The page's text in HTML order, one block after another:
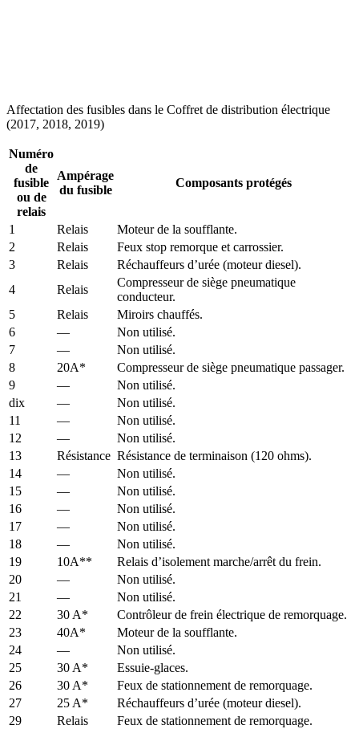
Affectation des fusibles dans le Coffret de distribution électrique
(2017, 2018, 2019)
Numéro
de
fusible
ou de
relais
Ampérage
du fusible
Composants protégés
1 Relais
Moteur de la soufflante.
2
Relais
Feux stop remorque et carrossier.
3
Relais
Réchauffeurs d’urée (moteur diesel).
4
Relais
Compresseur de siège pneumatique
conducteur.
5
Relais
Miroirs chauffés.
6
—
Non utilisé.
7
—
Non utilisé.
8
20A*
Compresseur de siège pneumatique passager.
9
—
Non utilisé.
dix
—
Non utilisé.
11
—
Non utilisé.
12
—
Non utilisé.
13
Résistance Résistance de terminaison (120 ohms).
14
—
Non utilisé.
15
—
Non utilisé.
16
—
Non utilisé.
17
—
Non utilisé.
18
—
Non utilisé.
19
10A**
Relais d’isolement marche/arrêt du frein.
20
—
Non utilisé.
21
—
Non utilisé.
22
30 A*
Contrôleur de frein électrique de remorquage.
23
40A*
Moteur de la soufflante.
24
—
Non utilisé.
25
30 A*
Essuie-glaces.
26
30 A*
Feux de stationnement de remorquage.
27
25 A*
Réchauffeurs d’urée (moteur diesel).
29
Relais
Feux de stationnement de remorquage.